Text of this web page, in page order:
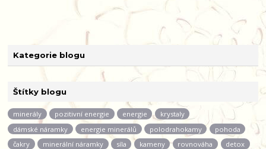
Kategorie blogu
Štítky blogu
minerály pozitivní energie energie
krystaly
dámské náramky
energie minerálů polodrahokamy
pohoda
čakry
minerální náramky síla kameny rovnováha
detox